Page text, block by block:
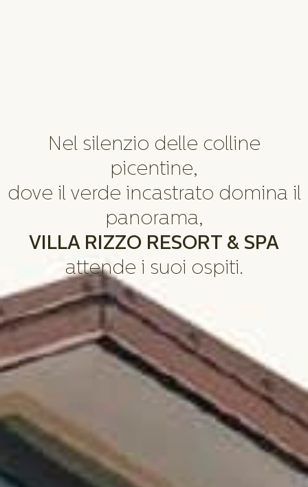
Nel silenzio delle colline
picentine,
dove il verde incastrato domina il
panorama,
VILLA RIZZO RESORT & SPA
attende i suoi ospiti.